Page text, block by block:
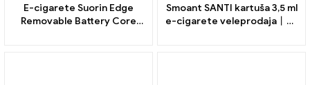
E-cigarete Suorin Edge
Removable Battery Core
Smoant SANTI kartuša 3,5 ml
e-cigarete veleprodaja丨Po